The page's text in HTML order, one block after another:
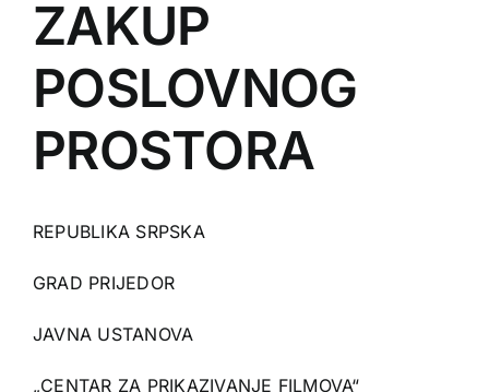
ZAKUP
POSLOVNOG
PROSTORA
REPUBLIKA SRPSKA
GRAD PRIJEDOR
JAVNA USTANOVA
„CENTAR ZA PRIKAZIVANJE FILMOVA“